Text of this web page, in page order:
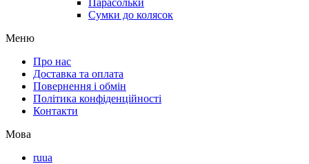
Парасольки
Сумки до колясок
Меню
Про нас
Доставка та оплата
Повернення і обмін
Політика конфіденційності
Контакти
Мова
ruua